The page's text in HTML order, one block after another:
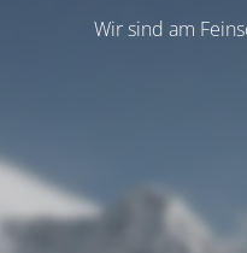
Wir sind am